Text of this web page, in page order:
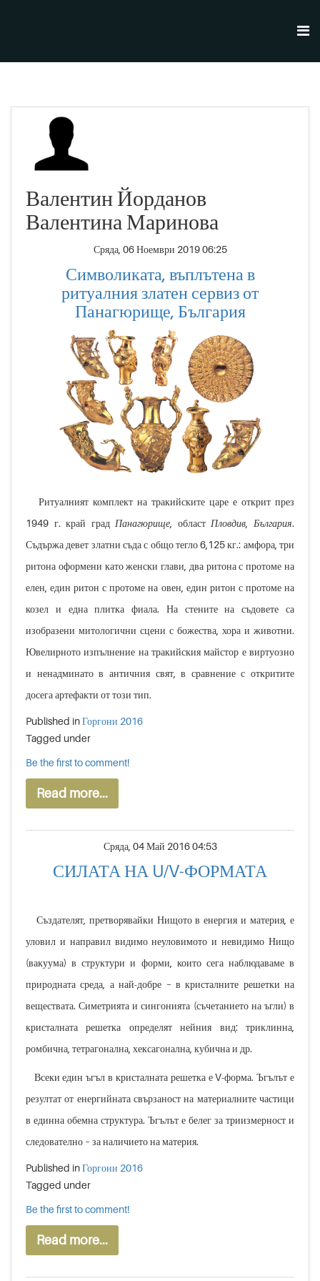
Валентин Йорданов
Валентина Маринова
Сряда, 06 Ноември 2019 06:25
Символиката, въплътена в
ритуалния златен сервиз от
Панагюрище, България
Ритуалният комплект на тракийските царе е открит през
1949 г. край град Панагюрище , област Пловдив България.
Съдържа девет златни съда с общо тегло 6,125 кг.: амфора, три
ритона оформени като женски глави, два ритона с протоме на
елен, един ритон с протоме на овен, един ритон с протоме на
козел и една плитка фиала. На стените на съдовете са
изобразени митологични сцени с божества, хора и животни.
Ювелирното изпълнение на тракийския майстор е виртуозно
и ненадминато в античния свят, в сравнение с откритите
досега артефакти от този тип.
Published inГоргони 2016
Tagged under
Be the first to comment!
Read more...
Сряда, 04 Май 2016 04:53
СИЛАТА НА U/V-ФОРМАТА
Създателят, претворявайки Нищото в енергия и материя, е
уловил и направил видимо неуловимото и невидимо Нищо
(вакуума) в структури и форми, които сега наблюдаваме в
природната среда, а най-добре – в кристалните решетки на
веществата. Симетрията и сингонията (съчетанието на ъгли) в
кристалната решетка определят нейния вид: триклинна,
ромбична, тетрагонална, хексагонална, кубична и др.
Всеки един ъгъл в кристалната решетка е V-форма. Ъгълът е
резултат от енергийната свързаност на материалните частици
в единна обемна структура. Ъгълът е белег за триизмерност и
следователно – за наличието на материя.
Published inГоргони 2016
Tagged under
Be the first to comment!
Read more...